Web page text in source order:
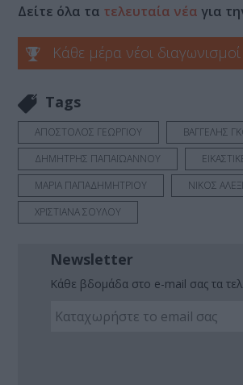
Δείτε όλα τα τελευταία νέα για
Κάθε μέρα νέοι
Tags
ΑΠΟΣΤΟΛΟΣ ΓΕΩΡΓΙΟΥ ΒΑΓΓΕΛΗΣ
ΔΗΜΗΤΡΗΣ ΠΑΠΑΪΩΑΝΝΟΥ
ΜΑΡΙΑ ΠΑΠΑΔΗΜΗΤΡΙΟΥ
ΝΙΚΟΣ
ΧΡΙΣΤΙΑΝΑ ΣΟΥΛΟΥ
Newsletter
Κάθε βδομάδα στο e-mail σας τα